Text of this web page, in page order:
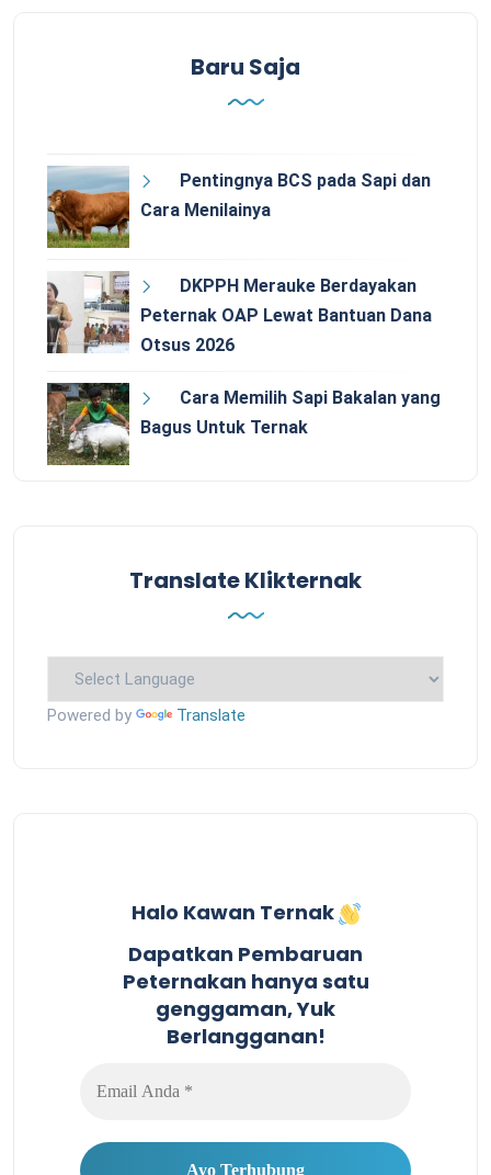
Baru Saja
Pentingnya BCS pada Sapi dan
Cara Menilainya
DKPPH Merauke Berdayakan
Peternak OAP Lewat Bantuan Dana
Otsus 2026
Cara Memilih Sapi Bakalan yang
Bagus Untuk Ternak
Translate Klikternak
Powered by Translate
Halo Kawan Ternak
Dapatkan Pembaruan
Peternakan hanya satu
genggaman, Yuk
Berlangganan!